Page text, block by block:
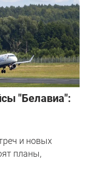
"Белавиа":
и новых
планы,